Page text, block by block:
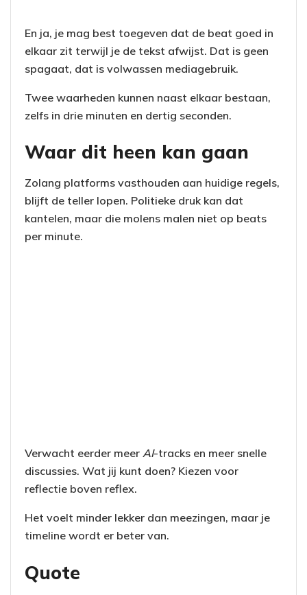
En ja, je mag best toegeven dat de beat goed in
elkaar zit terwijl je de tekst afwijst. Dat is geen
spagaat, dat is volwassen mediagebruik.
Twee waarheden kunnen naast elkaar bestaan,
zelfs in drie minuten en dertig seconden.
Waar dit heen kan gaan
Zolang platforms vasthouden aan huidige regels,
blijft de teller lopen. Politieke druk kan dat
kantelen, maar die molens malen niet op beats
per minute.
Verwacht eerder meer AI-tracks en meer snelle
discussies. Wat jij kunt doen? Kiezen voor
reflectie boven reflex.
Het voelt minder lekker dan meezingen, maar je
timeline wordt er beter van.
Quote